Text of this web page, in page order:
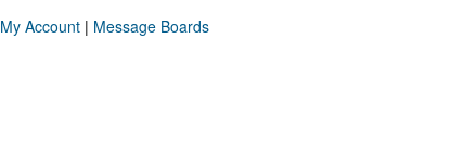
My Account| Message Boards